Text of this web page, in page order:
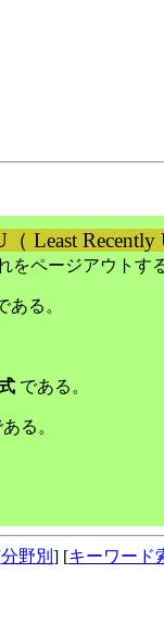
Least Recently
をページアウトす
ある。
である。
る。
分野別 ] [キーワード